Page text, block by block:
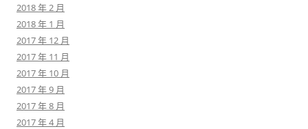
2018 年 2 月
2018 年 1 月
2017 年 12 月
2017 年 11 月
2017 年 10 月
2017 年 9 月
2017 年 8 月
2017 年 4 月